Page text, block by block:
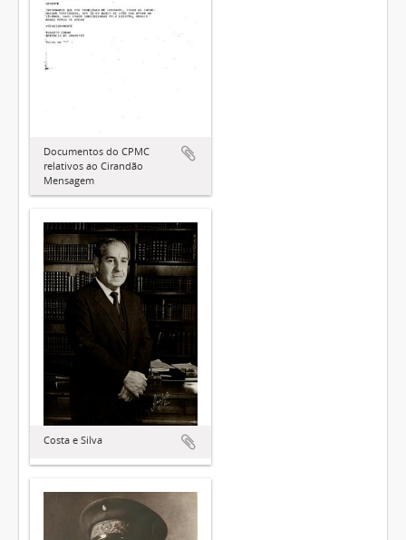
Documentos do CPMC
relativos ao Cirandão
Mensagem
Costa e Silva